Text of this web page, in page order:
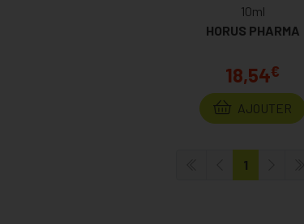
10ml
HORUS PHARMA
18,54€
AJOUTER
1